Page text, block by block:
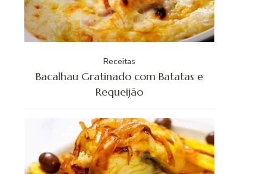
Receitas
Bacalhau Gratinado com Batatas e
Requeijão